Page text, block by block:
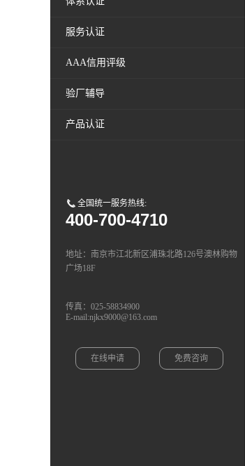
服务认证
AAA信用评级
验厂辅导
产品认证
全国统一服务热线:
400-700-4710
地址：南京市江北新区浦珠北路126号澳林购物
广场18F
传真：025-58834900
E-mail:njkx9000@163.com
在线申请 免费咨询